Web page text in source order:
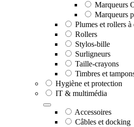
Marqueurs
Marqueurs
Plumes et rollers à
Rollers
Stylos-bille
Surligneurs
Taille-crayons
Timbres et
Hygiène et protection
IT & multimédia
Accessoires
Câbles et docking